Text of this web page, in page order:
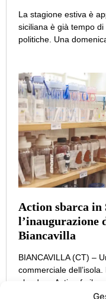
La stagione estiva è
siciliana è già tempo
politiche. Una
Action sbarca in
l’inaugurazione
Biancavilla
BIANCAVILLA (CT) –
commerciale
olandese Action fa il